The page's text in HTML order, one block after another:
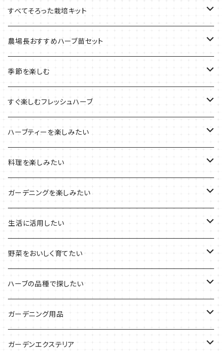
今イチオシの商品
季節のおすすめ商品
すべてそろった栽培キット
フェルトプランターの栽培キット
ルーツポーチの栽培キット
ブリキプランターの栽培キット
木製プランターの栽培キット
プラ製プランターの栽培キット
その他のプランターの栽培キット
農場長おすすめハーブ苗セット
農場長おすすめセット
おすすめの寄せ植え
季節を楽しむ
2022年のお正月
2022年の母の日
2021年の敬老の日
2021年のハロウィン
2021年のクリスマス
すぐ楽しむフレッシュハーブ
ハーブミックス
ハーブブーケ
フレッシュハーブ
ハーブティーを楽しみたい
ハーブティーの定番ハーブ
リラックスしたい時に
シャキッとしたい時に
デトックスに
気分で香りを楽しみたい
料理を楽しみたい
料理の定番ハーブ
イタリア料理に
魚料理に
BBQ・肉料理に
サラダに使いたい
秋植えで料理に
ガーデニングを楽しみたい
花を楽しみたい
カラーリーフ
ハーブガーデンづくりに
夏のハーブガーデンに
生活に活用したい
パーティーハーブ
インスタ映えハーブ
虫よけに使いたい
ハーブバスに
野菜をおいしく育てたい
トマトのコンパニオン
ジャガイモのコンパニオン
葉物野菜のコンパニオン
ハーブの品種で探したい
ミント・ハーブ苗
バジル・ハーブ苗
ガーデニング用品
その他
ガーデンエクステリア